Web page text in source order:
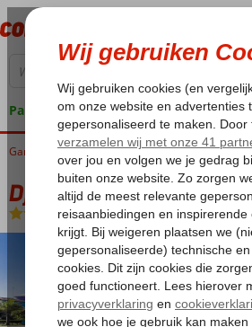
Pakketgarantie
Home
Gambia West Gambia Kololi Djeliba Aparthotel
Djeliba Aparthotel
Logies en ontbijt -Aparthotel